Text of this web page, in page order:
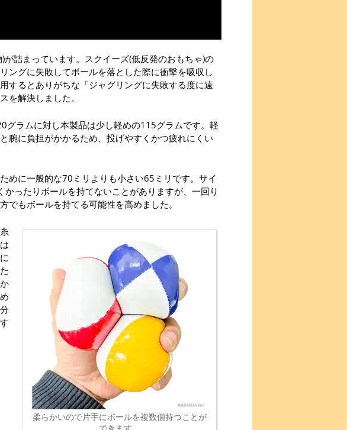
詰まっています。スクイーズ(低反発のおもちゃ)の
ングに失敗してボールを落とした際に衝撃を吸収し
するとありがちな「ジャグリングに失敗する度に遠
を解決しました。
グラムに対し本製品は少し軽めの115グラムです。軽
腕に負担がかかるため、投げやすくかつ疲れにくい
めに一般的な70ミリよりも小さい65ミリです。サイ
ったりボールを持てないことがありますが、一回り
もボールを持てる可能性を高めました。
柔らかいので片手にボールを複数個持つことが